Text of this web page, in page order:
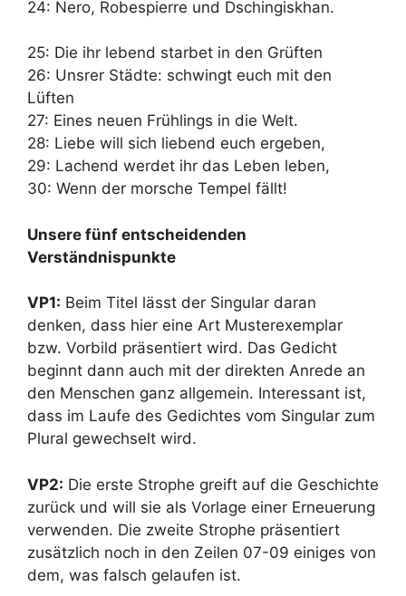
24: Nero, Robespierre und Dschingiskhan.
25: Die ihr lebend starbet in den Grüften
26: Unsrer Städte: schwingt euch mit den
Lüften
27: Eines neuen Frühlings in die Welt.
28: Liebe will sich liebend euch ergeben,
29: Lachend werdet ihr das Leben leben,
30: Wenn der morsche Tempel fällt!
Unsere fünf entscheidenden
Verständnispunkte
VP1: Beim Titel lässt der Singular daran
denken, dass hier eine Art Musterexemplar
bzw. Vorbild präsentiert wird. Das Gedicht
beginnt dann auch mit der direkten Anrede an
den Menschen ganz allgemein. Interessant ist,
dass im Laufe des Gedichtes vom Singular zum
Plural gewechselt wird.
VP2: Die erste Strophe greift auf die Geschichte
zurück und will sie als Vorlage einer Erneuerung
verwenden. Die zweite Strophe präsentiert
zusätzlich noch in den Zeilen 07-09 einiges von
dem, was falsch gelaufen ist.